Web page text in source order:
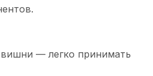
— легко принимать